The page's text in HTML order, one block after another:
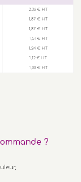
2,36 € HT
1,87 € HT
1,87 € HT
1,51 € HT
1,24 € HT
1,12 € HT
1,00 € HT
?